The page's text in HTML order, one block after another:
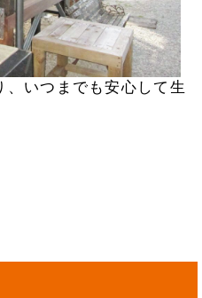
、いつまでも安心して生